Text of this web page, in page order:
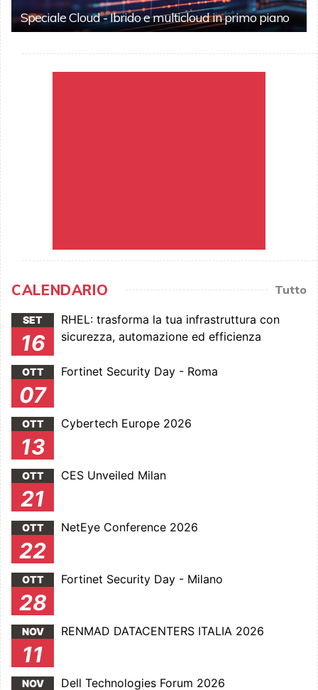
Speciale Cloud - Ibrido e multicloud in primo piano
CALENDARIO Tutto
SET
16
RHEL: trasforma la tua infrastruttura con
sicurezza, automazione ed efficienza
OTT
07
Fortinet Security Day - Roma
OTT
13
Cybertech Europe 2026
OTT
21
CES Unveiled Milan
OTT
22
NetEye Conference 2026
OTT
28
Fortinet Security Day - Milano
NOV
11
RENMAD DATACENTERS ITALIA 2026
NOV Dell Technologies Forum 2026